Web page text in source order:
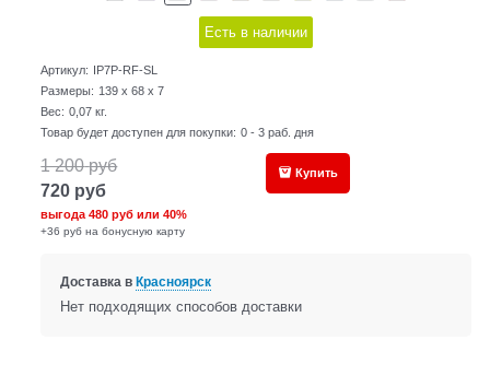
Есть в наличии
Артикул: IP7P-RF-SL
Размеры: 139 x 68 x 7
Вес: 0,07 кг.
Товар будет доступен для покупки: 0 - 3 раб. дня
1 200 руб
720 руб
выгода480 руб или40%
+36 руб на бонусную карту
Купить
Доставка в Красноярск
Нет подходящих способов доставки